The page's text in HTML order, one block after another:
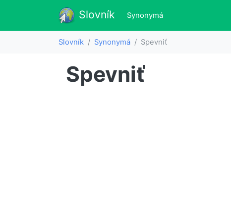
Slovník Slovník
Synonymá(aktualne)
Slovník Synonymá Spevniť
Spevniť